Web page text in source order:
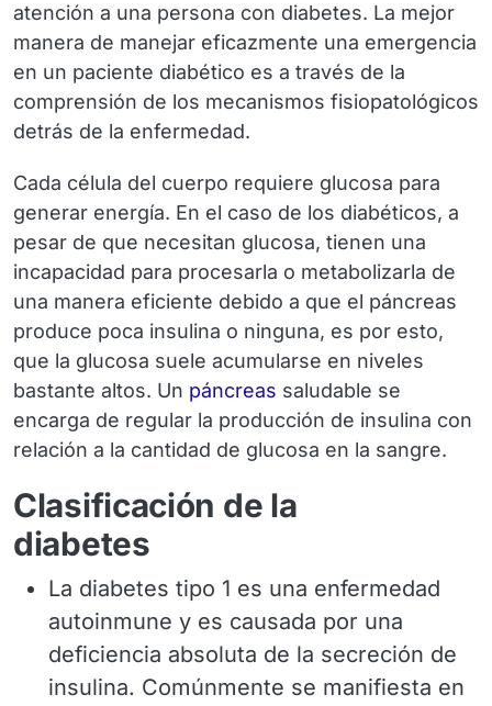
atención a una persona con diabetes. La mejor
manera de manejar eficazmente una emergencia
en un paciente diabético es a través de la
comprensión de los mecanismos fisiopatológicos
detrás de la enfermedad.
Cada célula del cuerpo requiere glucosa para
generar energía. En el caso de los diabéticos, a
pesar de que necesitan glucosa, tienen una
incapacidad para procesarla o metabolizarla de
una manera eficiente debido a que el páncreas
produce poca insulina o ninguna, es por esto,
que la glucosa suele acumularse en niveles
bastante altos. Un páncreas saludable se
encarga de regular la producción de insulina con
relación a la cantidad de glucosa en la sangre.
Clasificación de la
diabetes
La diabetes tipo 1 es una enfermedad
autoinmune y es causada por una
deficiencia absoluta de la secreción de
insulina. Comúnmente se manifiesta en